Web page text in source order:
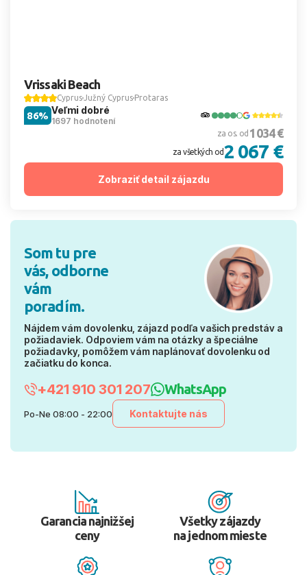
Vrissaki Beach
CyprusJužný Cyprus Protaras
Veľmi dobré
1697 hodnotení
86%
za os. od 1 034 €
za všetkých od2 067 €
Zobraziť detail zájazdu
Som tu pre
vás, odborne
vám
poradím.
Nájdem vám dovolenku, zájazd podľa vašich predstáv a
požiadaviek. Odpoviem vám na otázky a špeciálne
požiadavky, pomôžem vám naplánovať dovolenku od
začiatku do konca.
+421 910 301 207 WhatsApp
Po-Ne 08:00 - 22:00 Kontaktujte nás
Garancia najnižšej
ceny
Všetky zájazdy
na jednom mieste